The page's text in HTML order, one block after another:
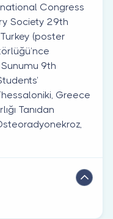
Congress
Society 29th
(poster
9th
Greece
Tanıdan